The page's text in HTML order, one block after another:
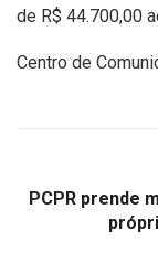
de R$ 44.700,00
Centro de
PCPR prende